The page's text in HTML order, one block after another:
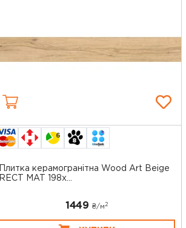
6
Плитка керамогранітна Wood Art Beige
RECT MAT 198x...
1449 ₴/м 2